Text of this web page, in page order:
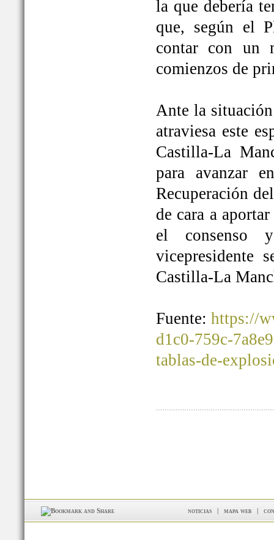
la que debería
que, según el
contar con un
comienzos de
Ante la
atraviesa este
Castilla-La
para avanzar
Recuperación
de cara a
el consenso
vicepresidente
Castilla-La
Fuente: https://
d1c0-759c-
tablas-de-
noticias | mapa web |